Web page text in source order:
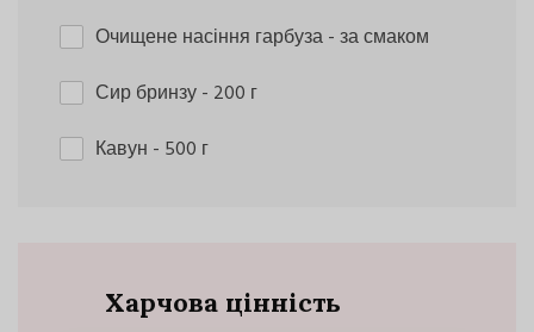
Очищене насіння гарбуза- за смаком
Сир бринзу- 200 г
Кавун - 500 г
Харчова цінність